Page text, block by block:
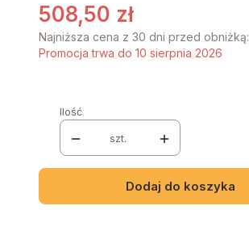
508,50 zł
Najniższa cena z 30 dni przed obniżką:
Promocja trwa do 10 sierpnia 2026
Ilość
szt.
Dodaj do koszyka